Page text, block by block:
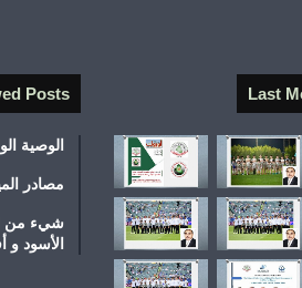
Last
Posts
الوصية
مصادر
شيء من
الأسود